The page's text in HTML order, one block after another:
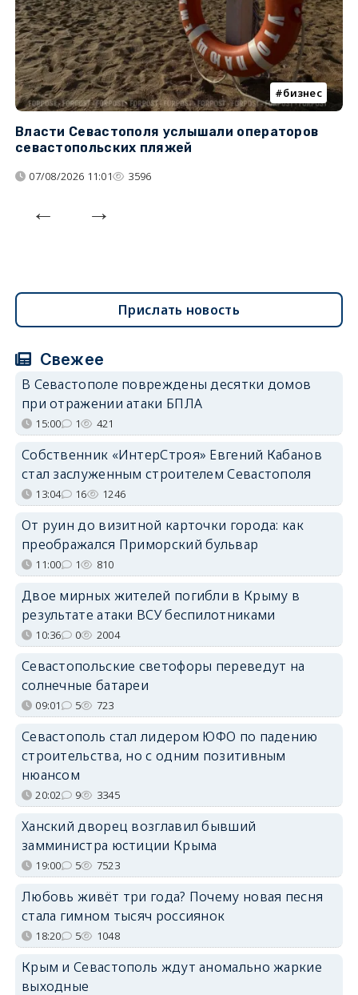
бизнес
Власти Севастополя услышали операторов
севастопольских пляжей
07/08/2026 11:01 3596
Прислать новость
Свежее
В Севастополе повреждены десятки домов
при отражении атаки БПЛА
15:00 1 421
Собственник «ИнтерСтроя» Евгений Кабанов
стал заслуженным строителем Севастополя
13:04 16 1246
От руин до визитной карточки города: как
преображался Приморский бульвар
11:00 1 810
Двое мирных жителей погибли в Крыму в
результате атаки ВСУ беспилотниками
10:36 0 2004
Севастопольские светофоры переведут на
солнечные батареи
09:01 5 723
Севастополь стал лидером ЮФО по падению
строительства, но с одним позитивным
нюансом
20:02 9 3345
Ханский дворец возглавил бывший
замминистра юстиции Крыма
19:00 5 7523
Любовь живёт три года? Почему новая песня
стала гимном тысяч россиянок
18:20 5 1048
Крым и Севастополь ждут аномально жаркие
выходные